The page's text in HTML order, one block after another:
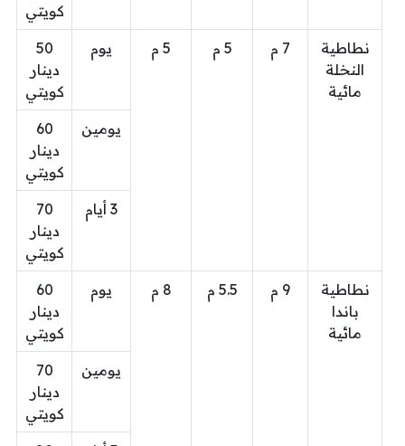
كويتي
نطاطية
النخلة
مائية
7 م 5 م 5 م يوم
50
دينار
كويتي
يومين
60
دينار
كويتي
3 أيام
70
دينار
كويتي
نطاطية
باندا
مائية
9 م 5.5 م 8 م يوم
60
دينار
كويتي
يومين
70
دينار
كويتي